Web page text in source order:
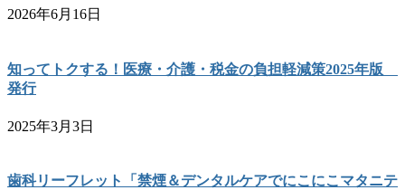
2026年6月16日
知ってトクする！医療・介護・税金の負担軽減策2025年版
発行
2025年3月3日
歯科リーフレット「禁煙＆デンタルケアでにこにこマタニテ